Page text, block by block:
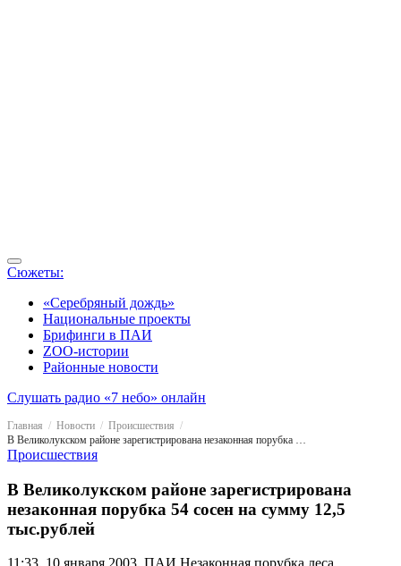
Сюжеты:
«Серебряный дождь»
Национальные проекты
Брифинги в ПАИ
ZOO-истории
Районные новости
Слушать радио «7 небо» онлайн
Главная Новости
Происшествия
В Великолукском районе зарегистрирована незаконная порубка 54 сосен на сумму 12,5 тыс.рублей
Происшествия
В Великолукском районе зарегистрирована
незаконная порубка 54 сосен на сумму 12,5
тыс.рублей